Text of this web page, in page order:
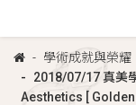
學術成就與榮耀
2018/07/17 真美
Aesthetics [